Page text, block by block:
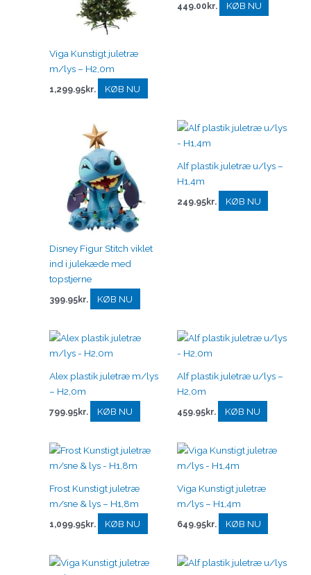
Viga Kunstigt juletræ
m/lys – H2,0m
1,299.95kr. KØB NU
449.00 kr. KØB NU
Disney Figur Stitch viklet
ind i julekæde med
topstjerne
399.95kr. KØB NU
Alf plastik juletræ u/lys –
H1,4m
249.95kr. KØB NU
Alex plastik juletræ m/lys
– H2,0m
799.95kr. KØB NU
Alf plastik juletræ u/lys –
H2,0m
459.95kr. KØB NU
Frost Kunstigt juletræ
m/sne & lys – H1,8m
1,099.95kr. KØB NU
Viga Kunstigt juletræ
m/lys – H1,4m
649.95kr. KØB NU